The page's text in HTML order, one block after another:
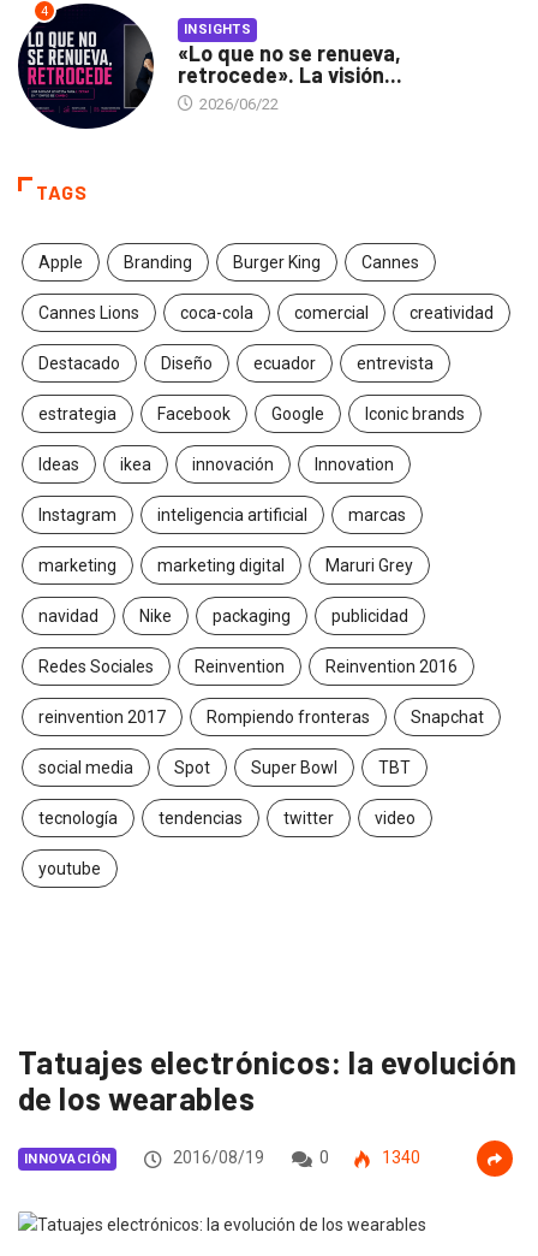
4
INSIGHTS
«Lo que no se renueva,
retrocede». La visión...
2026/06/22
TAGS
Apple Branding Burger King Cannes
Cannes Lions coca-cola comercial creatividad
Destacado Diseño ecuador entrevista
estrategia Facebook Google Iconic brands
Ideas ikea innovación Innovation
Instagram inteligencia artificial marcas
marketing marketing digital Maruri Grey
navidad Nike packaging publicidad
Redes Sociales Reinvention Reinvention 2016
reinvention 2017 Rompiendo fronteras Snapchat
social media Spot Super Bowl TBT
tecnología tendencias twitter video
youtube
Tatuajes electrónicos: la evolución
de los wearables
INNOVACIÓN 2016/08/19 0 1340